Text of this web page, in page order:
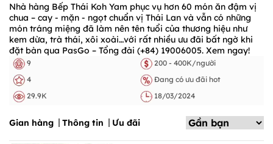
Nhà hàng Bếp Thái Koh Yam phục vụ hơn 60 món ăn đậm vị
chua – cay - mặn - ngọt chuẩn vị Thái Lan và vẫn có những
món tráng miệng đã làm nên tên tuổi của thương hiệu như
kem dừa, trà thái, xôi xoài…với rất nhiều ưu đãi bất ngờ khi
đặt bàn qua PasGo – Tổng đài (+84) 19006005. Xem ngay!
9
200 - 400K/người
4
Đang có ưu đãi hot
29.9K
18/03/2024
Gian hàng Thông tin Ưu đãi